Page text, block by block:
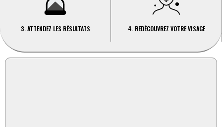
3. ATTENDEZ LES RÉSULTATS 4. REDÉCOUVREZ VOTRE VISAGE